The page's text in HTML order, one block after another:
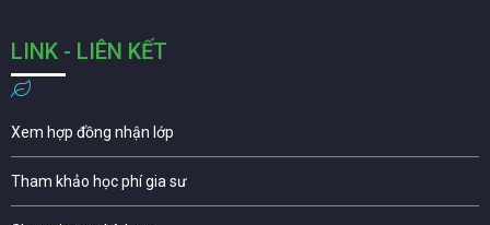
LINK - LIÊN KẾT
Xem hợp đồng nhận lớp
Tham khảo học phí gia sư